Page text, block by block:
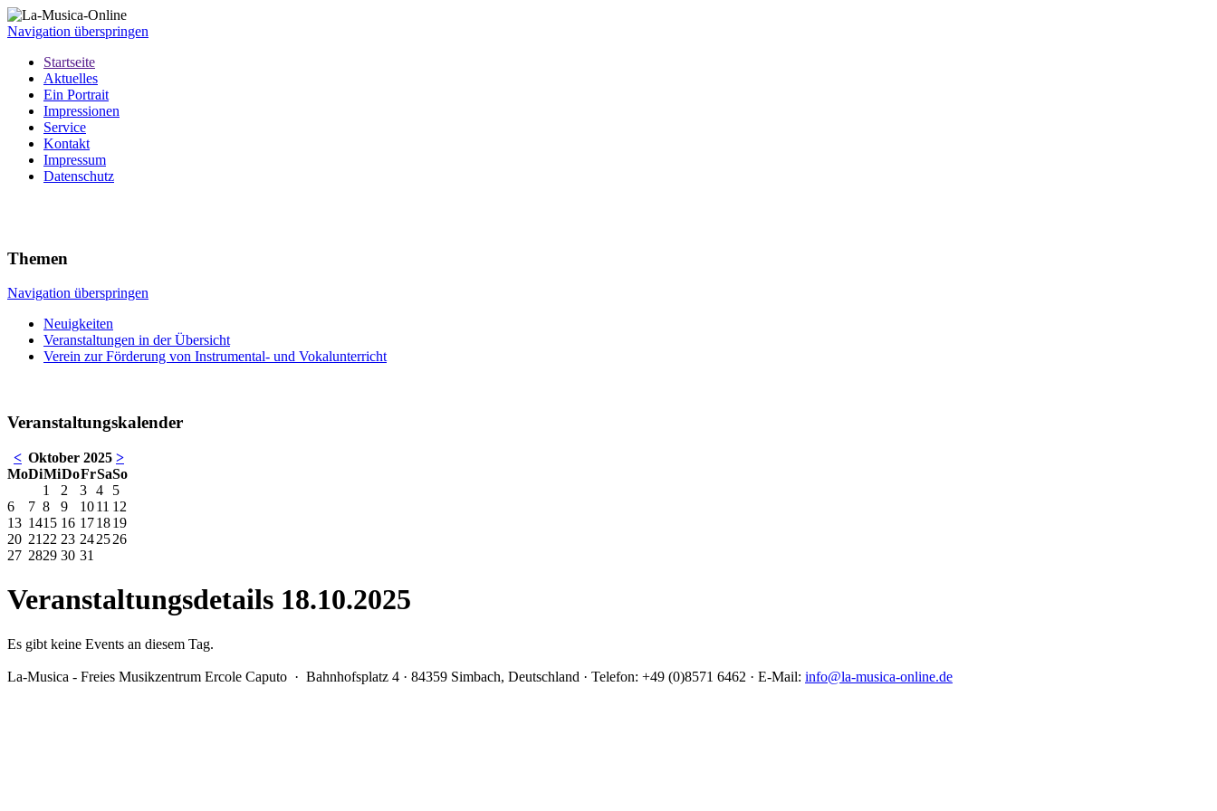
Navigation überspringen
Startseite
Aktuelles
Ein Portrait
Impressionen
Service
Kontakt
Impressum
Datenschutz
Themen
Navigation überspringen
Neuigkeiten
Veranstaltungen in der Übersicht
Verein zur Förderung von Instrumental- und Vokalunterricht
Veranstaltungskalender
< Oktober 2025 >
MoDiMiDoFrSaSo
1
2 3 4
5
6
7 8 9 1011 12
13 1415 16 171819
20 21 22 23 242526
27 2829 30 31
Veranstaltungsdetails 18.10.2025
Es gibt keine Events an diesem Tag.
La-Musica - Freies Musikzentrum Ercole Caputo · Bahnhofsplatz 4 · 84359 Simbach, Deutschland · Telefon: +49 (0)8571 6462 · E-Mail: info@la-musica-online.de